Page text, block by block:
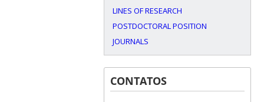
LINES OF RESEARCH
POSTDOCTORAL POSITION
JOURNALS
CONTATOS